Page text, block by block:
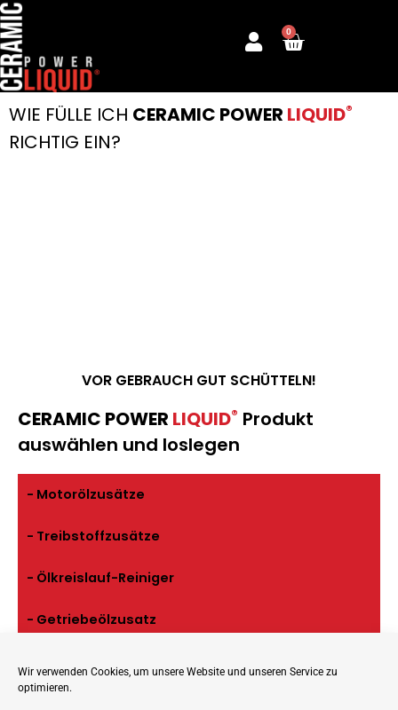
Wir verwenden Cookies, um unsere Website und unseren Service zu
optimieren.
Zum
Inhalt
springen
0
Warenkorb
WIE FÜLLE ICH CERAMIC POWER LIQUID®
RICHTIG EIN?
VOR GEBRAUCH GUT SCHÜTTELN!
CERAMIC POWER LIQUID® Produkt
auswählen und loslegen
- Motorölzusätze
- Treibstoffzusätze
- Ölkreislauf-Reiniger
- Getriebeölzusatz